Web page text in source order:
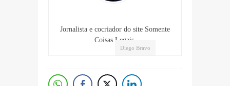
Diego Bravo
Jornalista e cocriador do site Somente
Coisas Legais.